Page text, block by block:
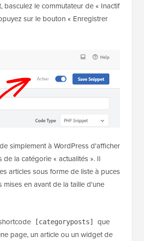
basculez le commutateur de « Inactif
sur le bouton « Enregistrer
simplement à WordPress d'afficher
de la catégorie « actualités ». Il
articles sous forme de liste à puces
mises en avant de la taille d'une
[categoryposts]
que
page, un article ou un widget de